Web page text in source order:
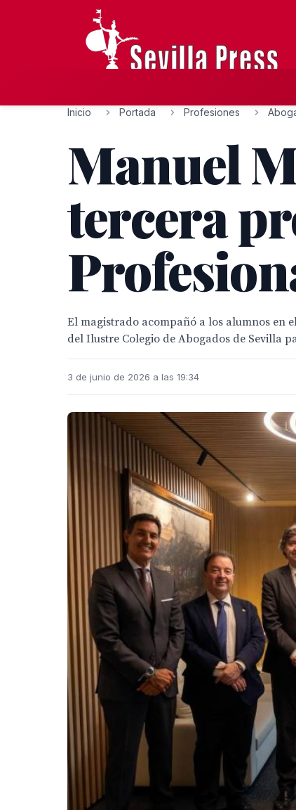
Inicio Portada Profesiones
Manuel
tercera
El magistrado acompañó a los alumnos en
del Ilustre Colegio de Abogados de Sevilla
3 de junio de 2026 a las 19:34